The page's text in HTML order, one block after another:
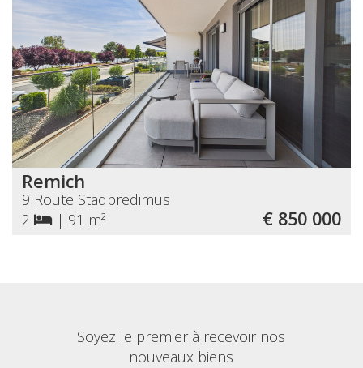
Remich
9 Route Stadbredimus
2
| 91 m² € 850 000
Soyez le premier à recevoir nos
nouveaux biens